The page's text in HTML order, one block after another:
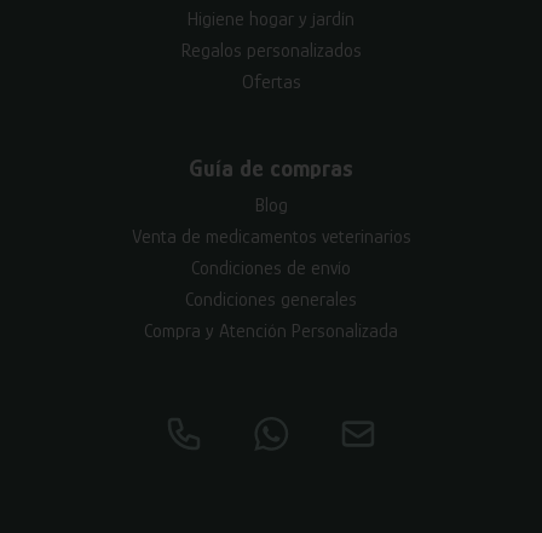
Higiene hogar y jardín
Regalos personalizados
Ofertas
Guía de compras
Blog
Venta de medicamentos veterinarios
Condiciones de envío
Condiciones generales
Compra y Atención Personalizada